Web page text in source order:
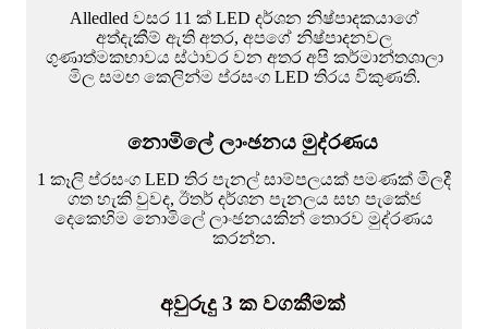
Alledled වසර 11 ක් LED දර්ශන නිෂ්පාදකයාගේ
අත්දැකීම් ඇති අතර, අපගේ නිෂ්පාදනවල
ගුණාත්මකභාවය ස්ථාවර වන අතර අපි කර්මාන්තශාලා
මිල සමඟ කෙලින්ම ප්රසංග LED තිරය විකුණති.
නොමිලේ ලාංඡනය මුද්රණය
1 කෑලි ප්රසංග LED තිර පැනල් සාම්පලයක් පමණක් මිලදී
ගත හැකි වුවද, ඊතර් දර්ශන පැනලය සහ පැකේජ
දෙකෙහිම නොමිලේ ලාංඡනයකින් තොරව මුද්රණය
කරන්න.
අවුරුදු 3 ක වගකීමක්